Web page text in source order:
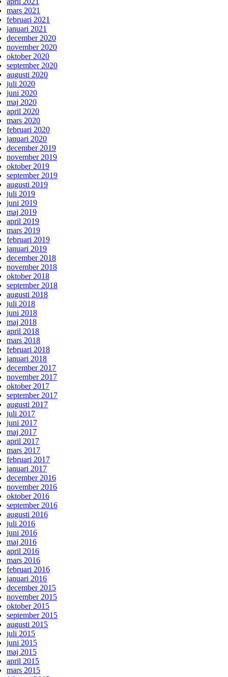
mars 2021
februari 2021
januari 2021
december 2020
november 2020
oktober 2020
september 2020
augusti 2020
juli 2020
juni 2020
maj 2020
april 2020
mars 2020
februari 2020
januari 2020
december 2019
november 2019
oktober 2019
september 2019
augusti 2019
juli 2019
juni 2019
maj 2019
april 2019
mars 2019
februari 2019
januari 2019
december 2018
november 2018
oktober 2018
september 2018
augusti 2018
juli 2018
juni 2018
maj 2018
april 2018
mars 2018
februari 2018
januari 2018
december 2017
november 2017
oktober 2017
september 2017
augusti 2017
juli 2017
juni 2017
maj 2017
april 2017
mars 2017
februari 2017
januari 2017
december 2016
november 2016
oktober 2016
september 2016
augusti 2016
juli 2016
juni 2016
maj 2016
april 2016
mars 2016
februari 2016
januari 2016
december 2015
november 2015
oktober 2015
september 2015
augusti 2015
juli 2015
juni 2015
maj 2015
april 2015
mars 2015